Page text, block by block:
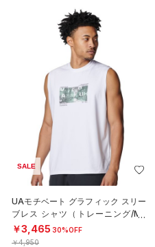
SALE
UAモチベート グラフィック スリー
ブレス シャツ（トレーニング/ME
N）
￥3,465 30%OFF
￥4,950